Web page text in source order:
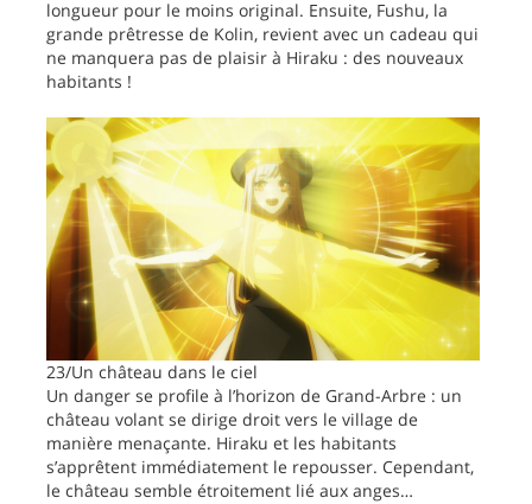
longueur pour le moins original. Ensuite, Fushu, la
grande prêtresse de Kolin, revient avec un cadeau qui
ne manquera pas de plaisir à Hiraku : des nouveaux
habitants !
23/Un château dans le ciel
Un danger se profile à l’horizon de Grand-Arbre : un
château volant se dirige droit vers le village de
manière menaçante. Hiraku et les habitants
s’apprêtent immédiatement le repousser. Cependant,
le château semble étroitement lié aux anges…